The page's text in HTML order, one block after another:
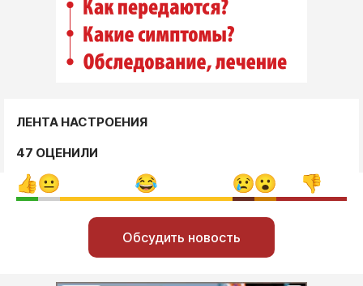
ЛЕНТА НАСТРОЕНИЯ
47 ОЦЕНИЛИ
Обсудить новость